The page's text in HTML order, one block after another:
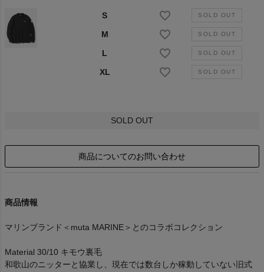
S
M
L
XL
SOLD OUT
商品についてのお問い合わせ
商品情報
マリンブランド＜muta MARINE＞とのコラボコレクション
Material 30/10 キモウ裏毛
和歌山のニッターと協業し、現在では数台しか稼動していない旧式